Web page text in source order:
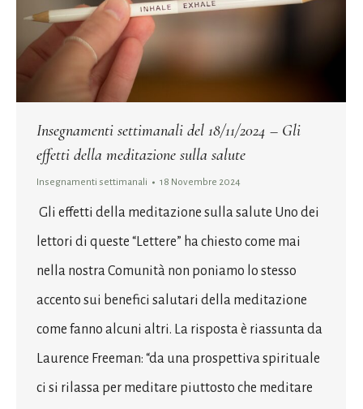
Insegnamenti settimanali del 18/11/2024 – Gli
effetti della meditazione sulla salute
Insegnamenti settimanali 18 Novembre 2024
Gli effetti della meditazione sulla salute Uno dei
lettori di queste “Lettere” ha chiesto come mai
nella nostra Comunità non poniamo lo stesso
accento sui benefici salutari della meditazione
come fanno alcuni altri. La risposta è riassunta da
Laurence Freeman: “da una prospettiva spirituale
ci si rilassa per meditare piuttosto che meditare